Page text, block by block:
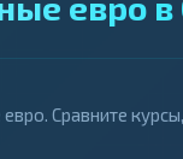
Сравните